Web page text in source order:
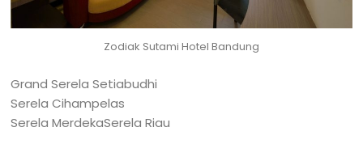
Zodiak Sutami Hotel Bandung
Grand Serela Setiabudhi
Serela Cihampelas
Serela MerdekaSerela Riau